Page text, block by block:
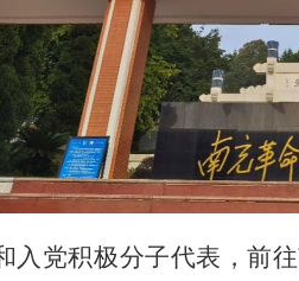
入党积极分子代表，前